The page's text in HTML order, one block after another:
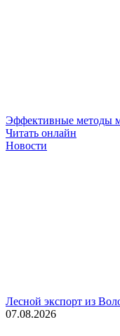
Эффективные методы
Читать онлайн
Новости
Лесной экспорт из
07.08.2026